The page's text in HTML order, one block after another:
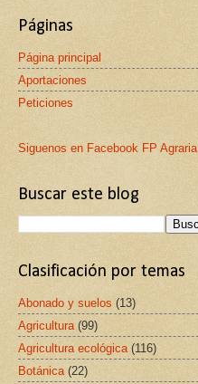
Páginas
Página principal
Aportaciones
Peticiones
Siguenos en Facebook FP Agraria
Buscar este blog
Clasificación por temas
Abonado y suelos (13)
Agricultura (99)
Agricultura ecológica (116)
Botánica (22)